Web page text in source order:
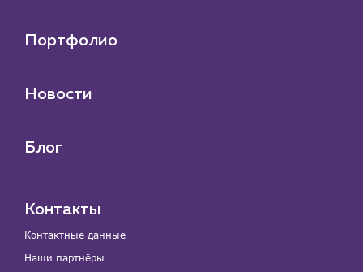
Портфолио
Новости
Блог
Контакты
Контактные данные
Наши партнёры